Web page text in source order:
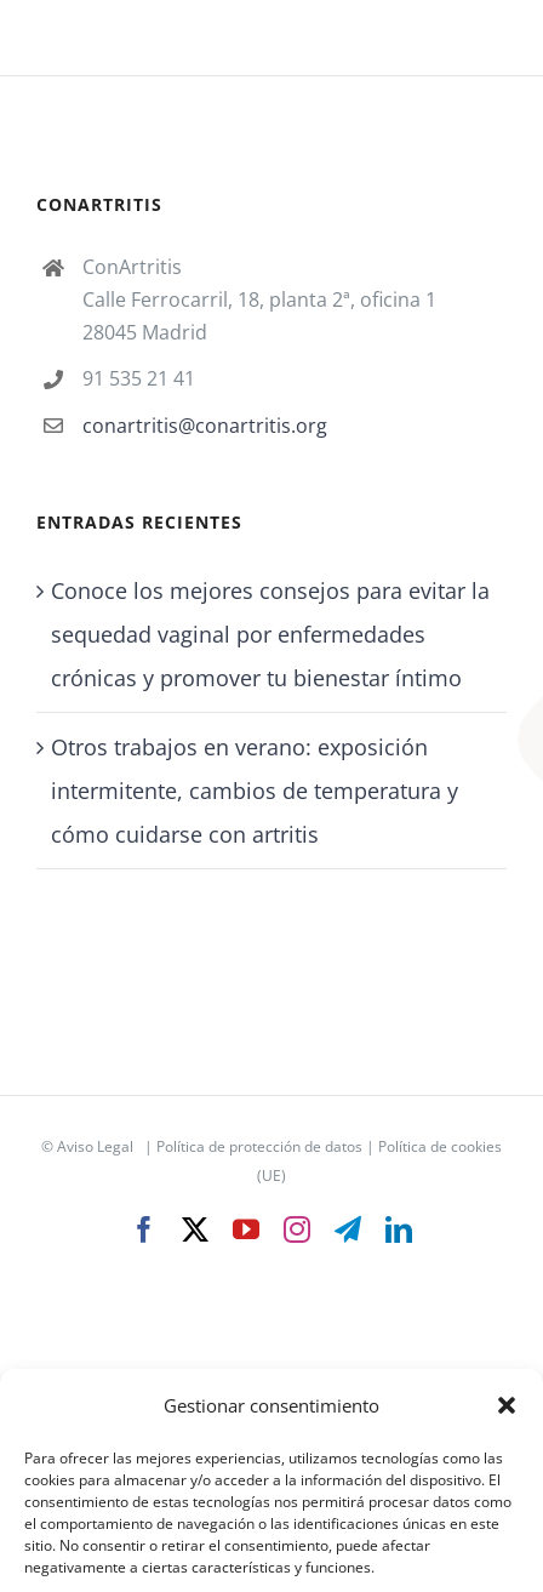
Gestionar consentimiento
Para ofrecer las mejores experiencias, utilizamos tecnologías como las
cookies para almacenar y/o acceder a la información del dispositivo. El
consentimiento de estas tecnologías nos permitirá procesar datos como
el comportamiento de navegación o las identificaciones únicas en este
sitio. No consentir o retirar el consentimiento, puede afectar
negativamente a ciertas características y funciones.
CONARTRITIS
ConArtritis
Calle Ferrocarril, 18, planta 2ª, oficina 1
28045 Madrid
91 535 21 41
conartritis@conartritis.org
ENTRADAS RECIENTES
Conoce los mejores consejos para evitar la
sequedad vaginal por enfermedades
crónicas y promover tu bienestar íntimo
Otros trabajos en verano: exposición
intermitente, cambios de temperatura y
cómo cuidarse con artritis
©Aviso Legal | Política de protección de datos | Política de cookies
(UE)
FacebookYouTubeInstagram
TelegramLinkedIn